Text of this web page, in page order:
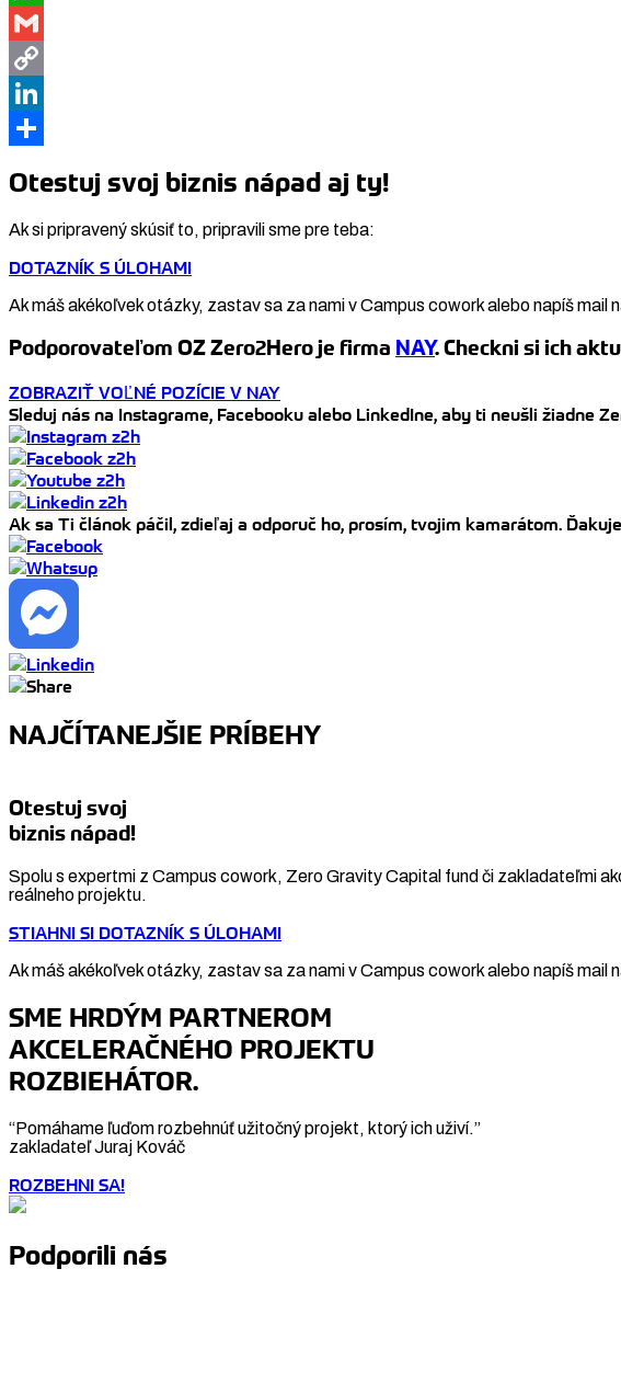
WhatsApp
Gmail
Copy
Link
LinkedIn
Otestuj svoj biznis nápad aj ty!
Ak si pripravený skúsiť to, pripravili sme pre teba:
DOTAZNÍK S ÚLOHAMI
Ak máš akékoľvek otázky, zastav sa za nami v Campus cowork alebo napíš mail
Podporovateľom OZ Zero2Hero je firma NAY. Checkni si ich
ZOBRAZIŤ VOĽNÉ POZÍCIE V NAY
Sleduj nás na Instagrame, Facebooku alebo LinkedIne, aby ti neušli žiadne
Ak sa Ti článok páčil, zdieľaj a odporuč ho, prosím, tvojim kamarátom.
NAJČÍTANEJŠIE PRÍBEHY
Otestuj svoj
biznis nápad!
Spolu s expertmi z Campus cowork, Zero Gravity Capital fund či zakladateľmi
reálneho projektu.
STIAHNI SI DOTAZNÍK S ÚLOHAMI
Ak máš akékoľvek otázky, zastav sa za nami v Campus cowork alebo napíš mail
SME HRDÝM PARTNEROM
AKCELERAČNÉHO PROJEKTU
ROZBIEHÁTOR.
“Pomáhame ľuďom rozbehnúť užitočný projekt, ktorý ich uživí.”
zakladateľ Juraj Kováč
ROZBEHNI SA!
Podporili nás